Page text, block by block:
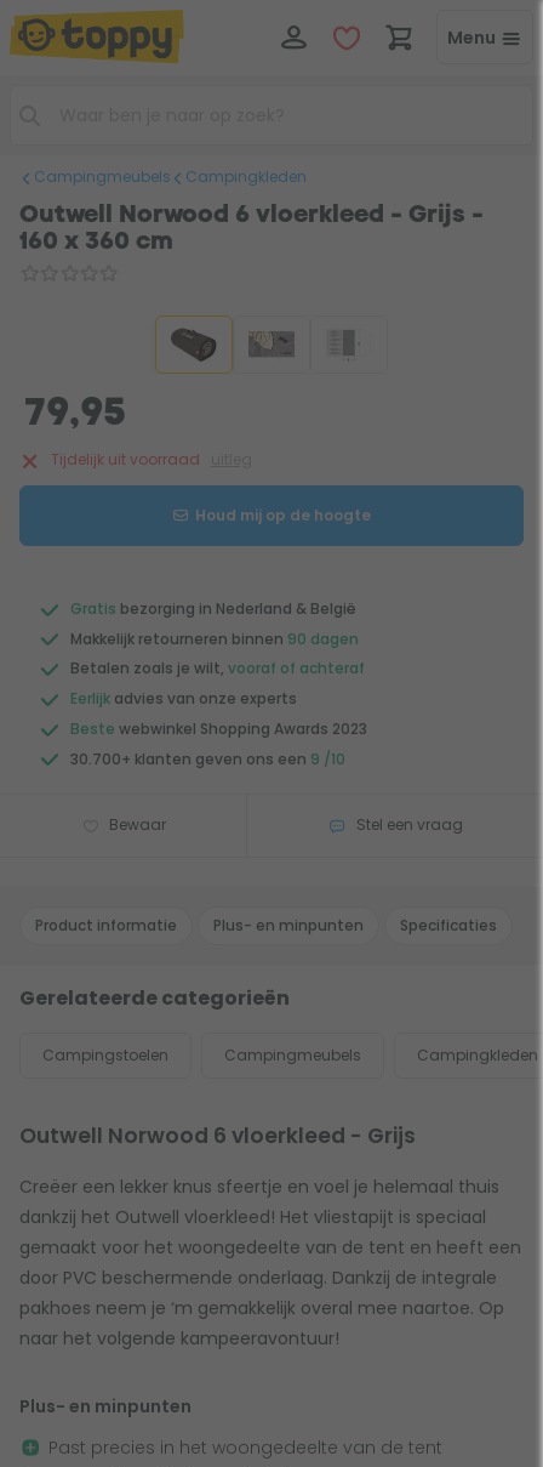
Menu
Campingmeubels Campingkleden
Outwell Norwood 6 vloerkleed - Grijs -
160 x 360 cm
79,95
Tijdelijk uit voorraad
Houd mij op de hoogte
Gratis bezorging in Nederland & België
Makkelijk retourneren binnen 90 dagen
Betalen zoals je wilt, vooraf of achteraf
Eerlijk advies van onze experts
Beste webwinkel Shopping Awards 2023
30.700+ klanten geven ons een 9 /10
Bewaar Stel een vraag
Product informatie Plus- en minpunten Specificaties
Gerelateerde categorieën
Campingstoelen Campingmeubels Campingkleden
Outwell Norwood 6 vloerkleed - Grijs
Creëer een lekker knus sfeertje en voel je helemaal thuis
dankzij het Outwell vloerkleed! Het vliestapijt is speciaal
gemaakt voor het woongedeelte van de tent en heeft een
door PVC beschermende onderlaag. Dankzij de integrale
pakhoes neem je ‘m gemakkelijk overal mee naartoe. Op
naar het volgende kampeeravontuur!
Plus- en minpunten
Past precies in het woongedeelte van de tent